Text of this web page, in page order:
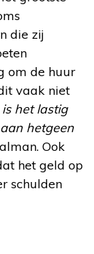
die zij
om de huur
vaak niet
het lastig
hetgeen
Ook
het geld op
schulden